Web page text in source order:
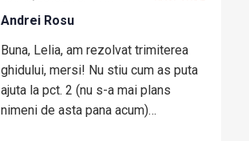
Andrei Rosu
Buna, Lelia, am rezolvat trimiterea
ghidului, mersi! Nu stiu cum as puta
ajuta la pct. 2 (nu s-a mai plans
nimeni de asta pana acum)…